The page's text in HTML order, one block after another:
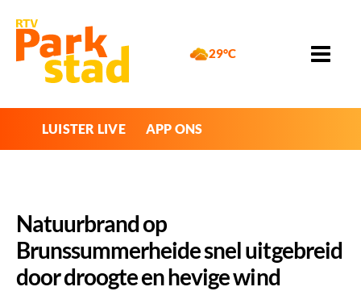
29°C
LUISTER LIVE APP ONS
Natuurbrand op
Brunssummerheide snel uitgebreid
door droogte en hevige wind